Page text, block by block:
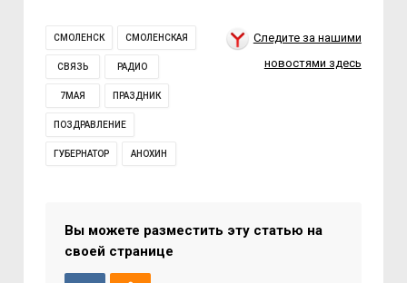
СМОЛЕНСК СМОЛЕНСКАЯ
СВЯЗЬ РАДИО
7МАЯ ПРАЗДНИК
ПОЗДРАВЛЕНИЕ
ГУБЕРНАТОР АНОХИН
Следите за нашими
новостями здесь
Вы можете разместить эту статью на
своей странице